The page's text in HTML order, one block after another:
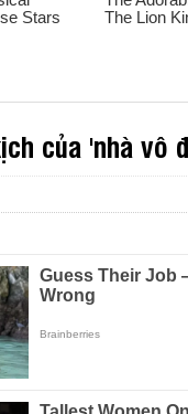
của 'nhà vô